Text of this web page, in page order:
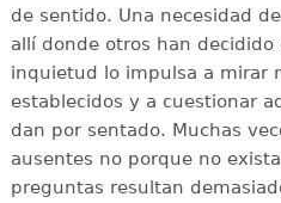
de sentido. Una necesidad
allí donde otros han decidido
inquietud lo impulsa a mirar
establecidos y a cuestionar
dan por sentado. Muchas
ausentes no porque no
preguntas resultan